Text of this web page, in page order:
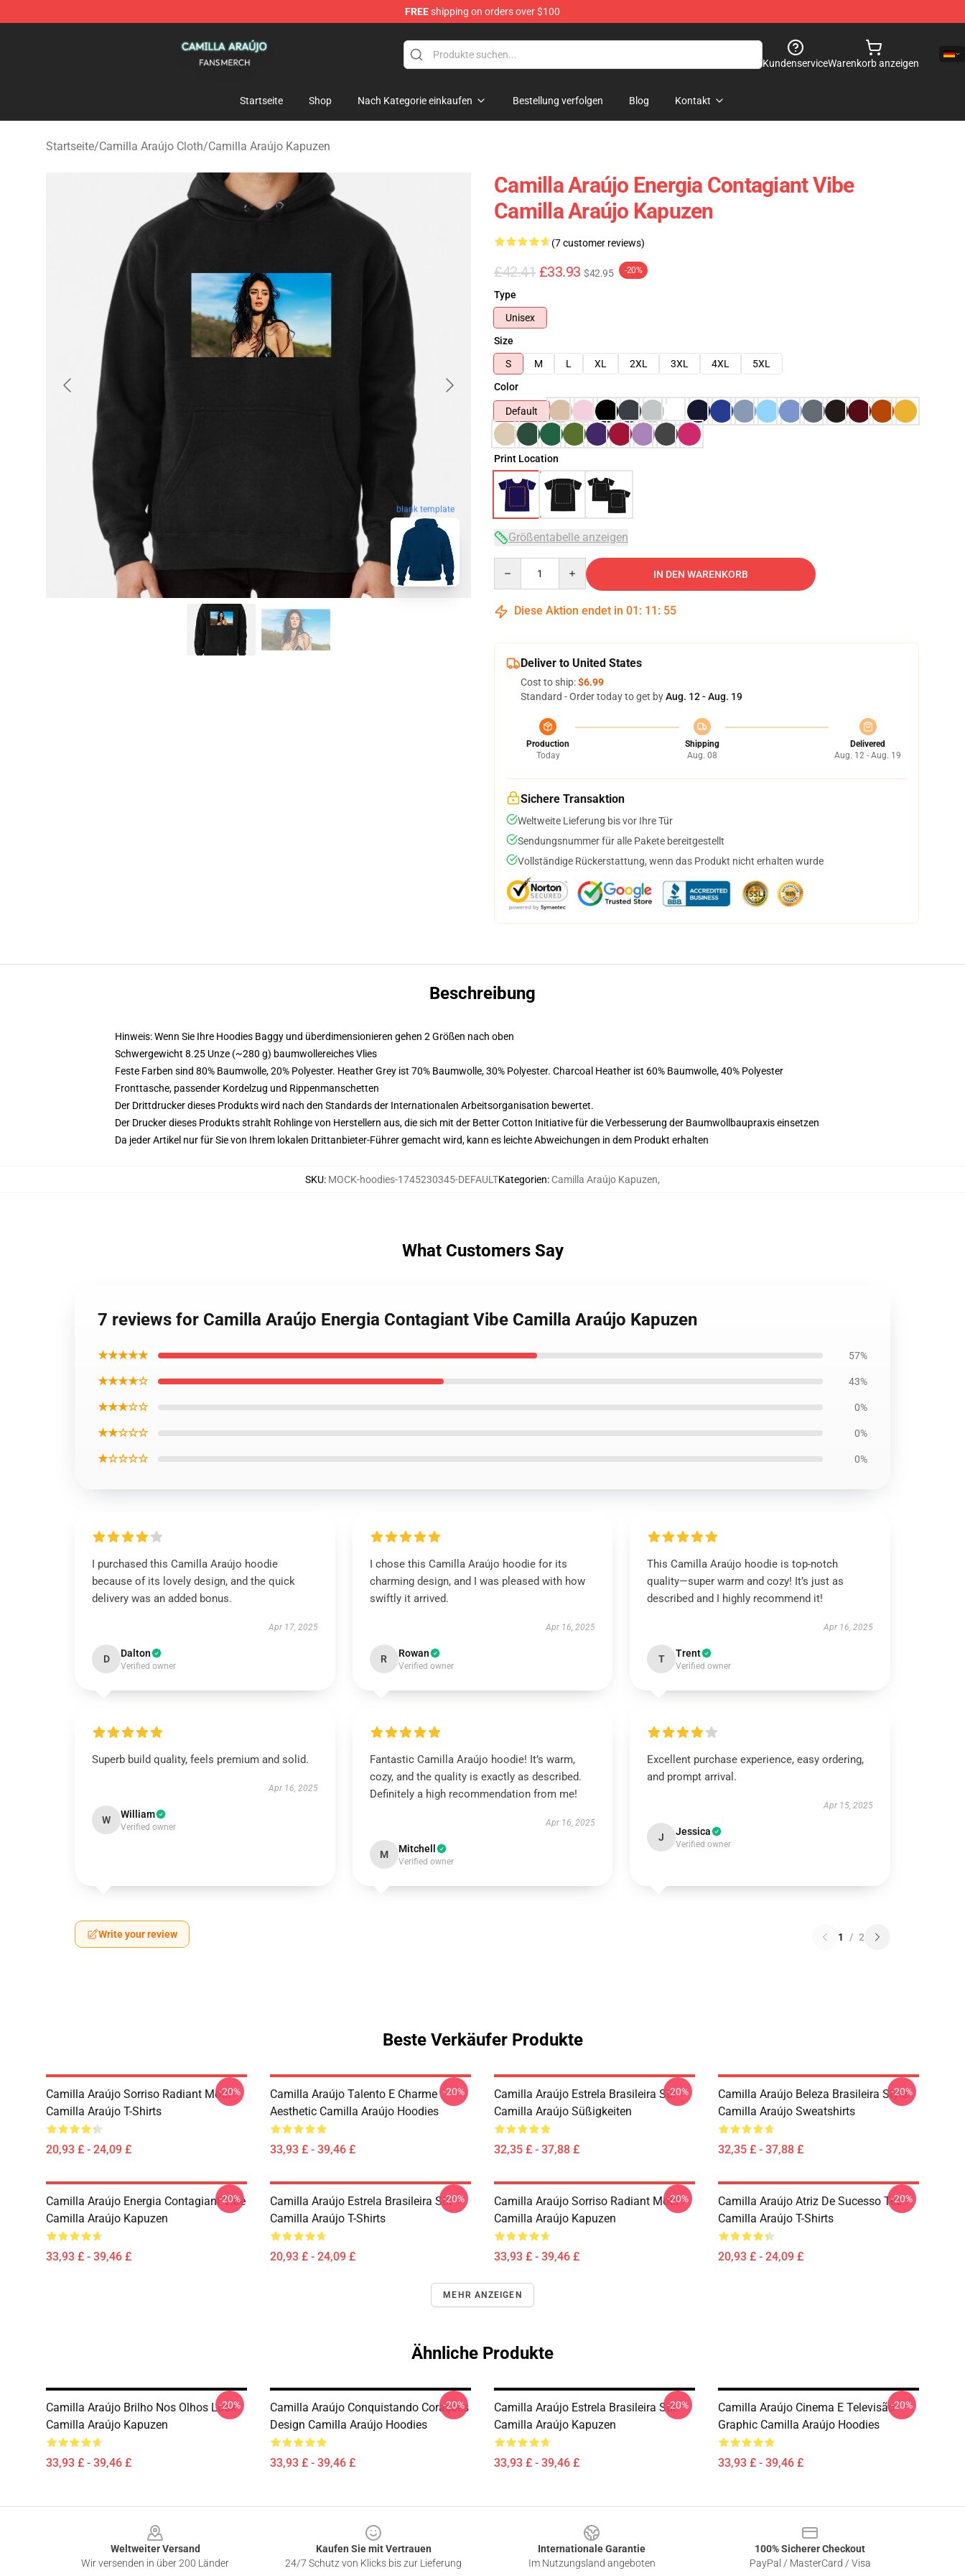
FREEshipping on orders over $100
KundenserviceWarenkorb anzeigen
Startseite Shop Nach Kategorie einkaufen Bestellung verfolgen Blog Kontakt
Startseite/Camilla Araújo Cloth/Camilla Araújo Kapuzen
blank template
Camilla Araújo Energia Contagiant Vibe
Camilla Araújo Kapuzen
(7 customer reviews)
£42.41 £33.93 $42.95 -20%
Type
Unisex
Size
S
M L XL 2XL 3XL 4XL
5XL
Color
Default
Print Location
Größentabelle anzeigen
IN DEN WARENKORB
Diese Aktion endet in 01 : 11 : 54
Deliver to United States
Cost to ship:$6.99
Standard - Order today to get byAug. 12 - Aug. 19
Production
Today
Shipping
Aug. 08
Delivered
Aug. 12 - Aug. 19
Sichere Transaktion
Weltweite Lieferung bis vor Ihre Tür
Sendungsnummer für alle Pakete bereitgestellt
Vollständige Rückerstattung, wenn das Produkt nicht erhalten wurde
Beschreibung
Hinweis: Wenn Sie Ihre Hoodies Baggy und überdimensionieren gehen 2 Größen nach oben
Schwergewicht 8.25 Unze (~280 g) baumwollereiches Vlies
Feste Farben sind 80% Baumwolle, 20% Polyester. Heather Grey ist 70% Baumwolle, 30% Polyester. Charcoal Heather ist 60% Baumwolle, 40% Polyester
Fronttasche, passender Kordelzug und Rippenmanschetten
Der Drittdrucker dieses Produkts wird nach den Standards der Internationalen Arbeitsorganisation bewertet.
Der Drucker dieses Produkts strahlt Rohlinge von Herstellern aus, die sich mit der Better Cotton Initiative für die Verbesserung der Baumwollbaupraxis einsetzen
Da jeder Artikel nur für Sie von Ihrem lokalen Drittanbieter-Führer gemacht wird, kann es leichte Abweichungen in dem Produkt erhalten
SKU: MOCK-hoodies-1745230345-DEFAULTKategorien: Camilla Araújo Kapuzen,
What Customers Say
7 reviews for Camilla Araújo Energia Contagiant Vibe Camilla Araújo Kapuzen
★★★★★ 57%
★★★★☆ 43%
★★★☆☆ 0%
★★☆☆☆ 0%
★☆☆☆☆ 0%
I purchased this Camilla Araújo hoodie
because of its lovely design, and the quick
delivery was an added bonus.
Apr 17, 2025
D Dalton
Verified owner
I chose this Camilla Araújo hoodie for its
charming design, and I was pleased with how
swiftly it arrived.
Apr 16, 2025
R Rowan
Verified owner
This Camilla Araújo hoodie is top-notch
quality—super warm and cozy! It’s just as
described and I highly recommend it!
Apr 16, 2025
T Trent
Verified owner
Superb build quality, feels premium and solid.
Apr 16, 2025
W William
Verified owner
Fantastic Camilla Araújo hoodie! It’s warm,
cozy, and the quality is exactly as described.
Definitely a high recommendation from me!
Apr 16, 2025
M Mitchell
Verified owner
Excellent purchase experience, easy ordering,
and prompt arrival.
Apr 15, 2025
J Jessica
Verified owner
Write your review 1 / 2
Beste Verkäufer Produkte
Camilla Araújo Sorriso Radiant Motif
Camilla Araújo T-Shirts
20,93 £ - 24,09 £
-20%
Camilla Araújo Talento E Charme
Aesthetic Camilla Araújo Hoodies
33,93 £ - 39,46 £
-20%
Camilla Araújo Estrela Brasileira Stil
Camilla Araújo Süßigkeiten
32,35 £ - 37,88 £
-20%
Camilla Araújo Beleza Brasileira Style
Camilla Araújo Sweatshirts
32,35 £ - 37,88 £
-20%
Camilla Araújo Energia Contagiant Vibe
Camilla Araújo Kapuzen
33,93 £ - 39,46 £
-20%
Camilla Araújo Estrela Brasileira Stil
Camilla Araújo T-Shirts
20,93 £ - 24,09 £
-20%
Camilla Araújo Sorriso Radiant Motif
Camilla Araújo Kapuzen
33,93 £ - 39,46 £
-20%
Camilla Araújo Atriz De Sucesso Tee
Camilla Araújo T-Shirts
20,93 £ - 24,09 £
-20%
MEHR ANZEIGEN
Ähnliche Produkte
Camilla Araújo Brilho Nos Olhos Look
Camilla Araújo Kapuzen
33,93 £ - 39,46 £
-20%
Camilla Araújo Conquistando Corações
Design Camilla Araújo Hoodies
33,93 £ - 39,46 £
-20%
Camilla Araújo Estrela Brasileira Stil
Camilla Araújo Kapuzen
33,93 £ - 39,46 £
-20%
Camilla Araújo Cinema E Televisão
Graphic Camilla Araújo Hoodies
33,93 £ - 39,46 £
-20%
Weltweiter Versand
Wir versenden in über 200 Länder
Kaufen Sie mit Vertrauen
24/7 Schutz von Klicks bis zur Lieferung
Internationale Garantie
Im Nutzungsland angeboten
100% Sicherer Checkout
PayPal / MasterCard / Visa